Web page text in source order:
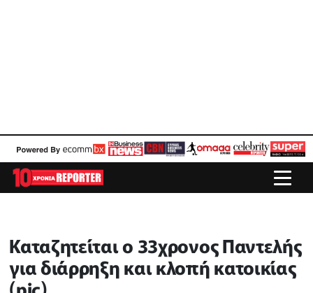
Καταζητείται ο 33χρονος Παντελής
για διάρρηξη και κλοπή κατοικίας